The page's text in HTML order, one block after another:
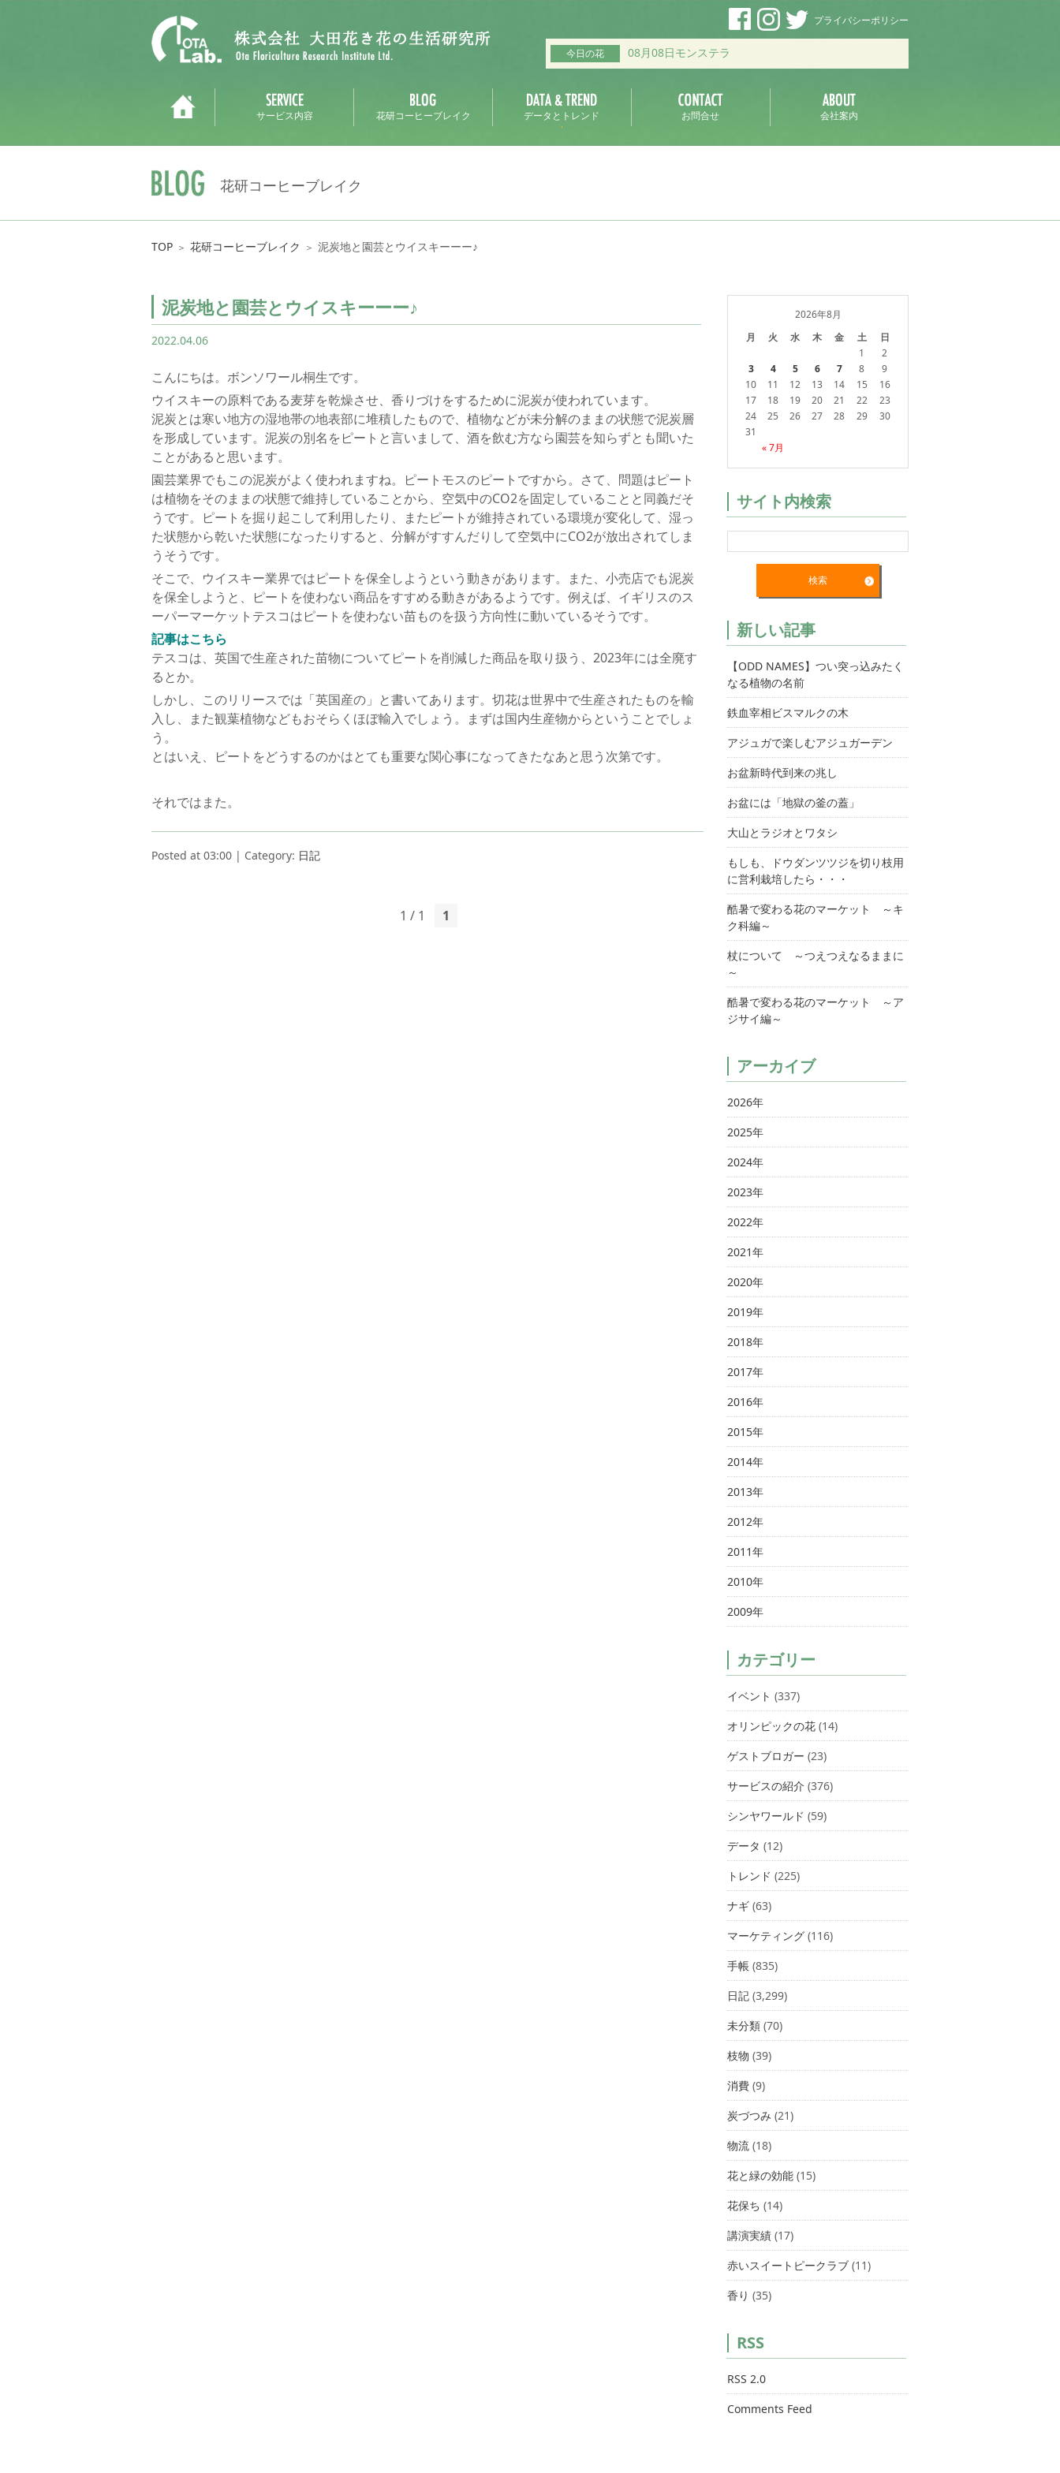
プライバシーポリシー
今日の花 08月08日モンステラ
サービス内容 花研コーヒーブレイク データとトレンド お問合せ 会社案内
花研コーヒーブレイク
TOP ＞ 花研コーヒーブレイク ＞ 泥炭地と園芸とウイスキーーー♪
泥炭地と園芸とウイスキーーー♪
2022.04.06
こんにちは。ボンソワール桐生です。
ウイスキーの原料である麦芽を乾燥させ、香りづけをするために泥炭が使われています。
泥炭とは寒い地方の湿地帯の地表部に堆積したもので、植物などが未分解のままの状態で泥炭層
を形成しています。泥炭の別名をピートと言いまして、酒を飲む方なら園芸を知らずとも聞いた
ことがあると思います。
園芸業界でもこの泥炭がよく使われますね。ピートモスのピートですから。さて、問題はピート
は植物をそのままの状態で維持していることから、空気中のCO2を固定していることと同義だそ
うです。ピートを掘り起こして利用したり、またピートが維持されている環境が変化して、湿っ
た状態から乾いた状態になったりすると、分解がすすんだりして空気中にCO2が放出されてしま
うそうです。
そこで、ウイスキー業界ではピートを保全しようという動きがあります。また、小売店でも泥炭
を保全しようと、ピートを使わない商品をすすめる動きがあるようです。例えば、イギリスのス
ーパーマーケットテスコはピートを使わない苗ものを扱う方向性に動いているそうです。
記事はこちら
テスコは、英国で生産された苗物についてピートを削減した商品を取り扱う、2023年には全廃す
るとか。
しかし、このリリースでは「英国産の」と書いてあります。切花は世界中で生産されたものを輸
入し、また観葉植物などもおそらくほぼ輸入でしょう。まずは国内生産物からということでしょ
う。
とはいえ、ピートをどうするのかはとても重要な関心事になってきたなあと思う次第です。
それではまた。
Posted at 03:00 | Category: 日記
1 / 1 1
2026年8月
月
火 水 木 金 土 日
« 7月
1
2
3
4 5 6 7 8
9
10
11 12 13 14 15
16
17
18 19 20 21 22
23
24
25 26 27 28 29
30
31
サイト内検索
新しい記事
【ODD NAMES】つい突っ込みたく
なる植物の名前
鉄血宰相ビスマルクの木
アジュガで楽しむアジュガーデン
お盆新時代到来の兆し
お盆には「地獄の釜の蓋」
大山とラジオとワタシ
もしも、ドウダンツツジを切り枝用
に営利栽培したら・・・
酷暑で変わる花のマーケット ～キ
ク科編～
杖について ～つえつえなるままに
～
酷暑で変わる花のマーケット ～ア
ジサイ編～
アーカイブ
2026年
2025年
2024年
2023年
2022年
2021年
2020年
2019年
2018年
2017年
2016年
2015年
2014年
2013年
2012年
2011年
2010年
2009年
カテゴリー
イベント (337)
オリンピックの花 (14)
ゲストブロガー (23)
サービスの紹介 (376)
シンヤワールド (59)
データ (12)
トレンド (225)
ナギ (63)
マーケティング (116)
手帳 (835)
日記 (3,299)
未分類 (70)
枝物 (39)
消費 (9)
炭づつみ (21)
物流 (18)
花と緑の効能 (15)
花保ち (14)
講演実績 (17)
赤いスイートピークラブ (11)
香り (35)
RSS
RSS 2.0
Comments Feed